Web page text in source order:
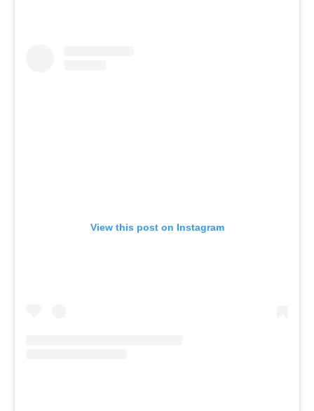
View this post on Instagram